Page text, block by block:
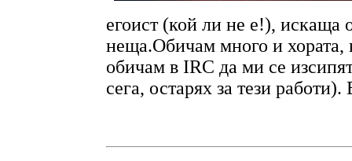
егоист (кой ли не е!), искаща
неща.Обичам много и хората,
обичам в IRC да ми се
сега, остарях за тези